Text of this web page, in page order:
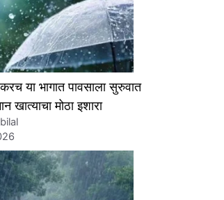
या भागात पावसाला सुरुवात
खात्याचा मोठा इशारा